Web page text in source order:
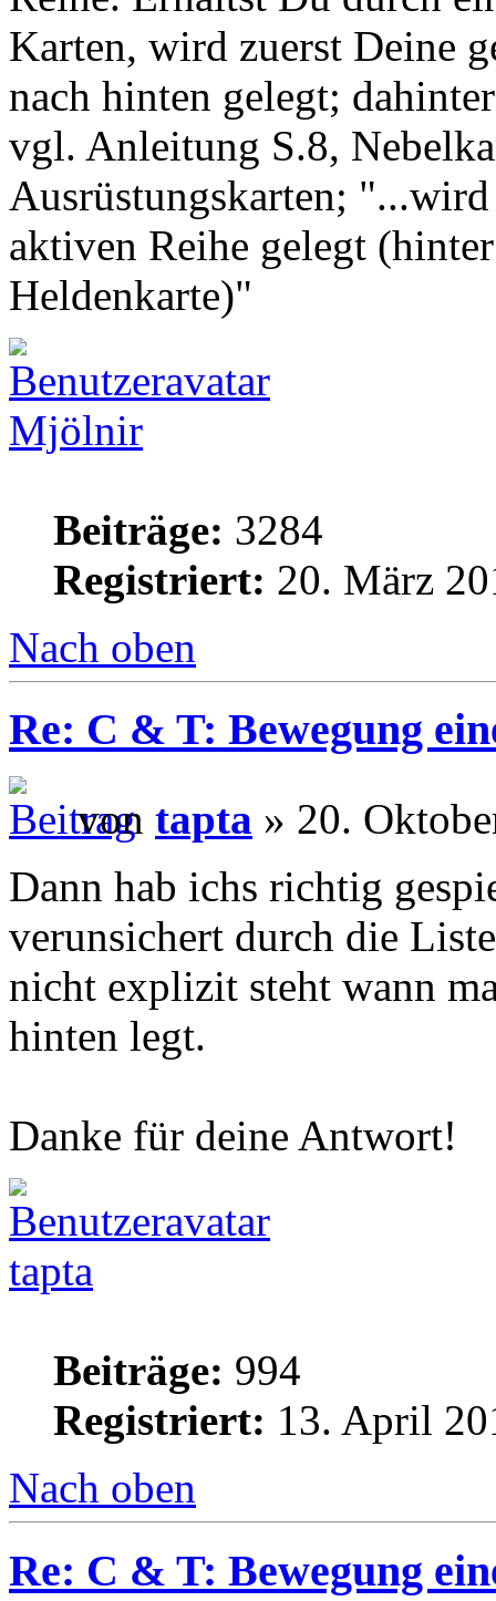
Karten, wird zuerst Deine
nach hinten gelegt;
vgl. Anleitung S.8,
Ausrüstungskarten; "...wird
aktiven Reihe gelegt
Heldenkarte)"
Mjölnir
Beiträge: 3284
Registriert: 20. März
Nach oben
Re: C & T: Bewegung
von tapta » 20.
Dann hab ichs richtig
verunsichert durch die
nicht explizit steht wann
hinten legt.
Danke für deine Antwort!
tapta
Beiträge: 994
Registriert: 13. April
Nach oben
Re: C & T: Bewegung